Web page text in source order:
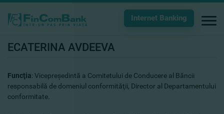
Internet Banking
ECATERINA AVDEEVA
Funcţia: Vicepreşedintă a Comitetului de Conducere al Băncii
responsabilă de domeniul conformităţii, Director al Departamentului
conformitate.